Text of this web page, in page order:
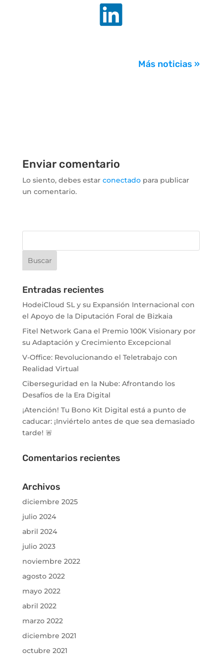
.
Más noticias »
Enviar comentario
Lo siento, debes estar conectadopara publicar
un comentario.
Entradas recientes
HodeiCloud SL y su Expansión Internacional con
el Apoyo de la Diputación Foral de Bizkaia
Fitel Network Gana el Premio 100K Visionary por
su Adaptación y Crecimiento Excepcional
V-Office: Revolucionando el Teletrabajo con
Realidad Virtual
Ciberseguridad en la Nube: Afrontando los
Desafíos de la Era Digital
¡Atención! Tu Bono Kit Digital está a punto de
caducar: ¡Inviértelo antes de que sea demasiado
tarde! 🚨
Comentarios recientes
Archivos
diciembre 2025
julio 2024
abril 2024
julio 2023
noviembre 2022
agosto 2022
mayo 2022
abril 2022
marzo 2022
diciembre 2021
octubre 2021